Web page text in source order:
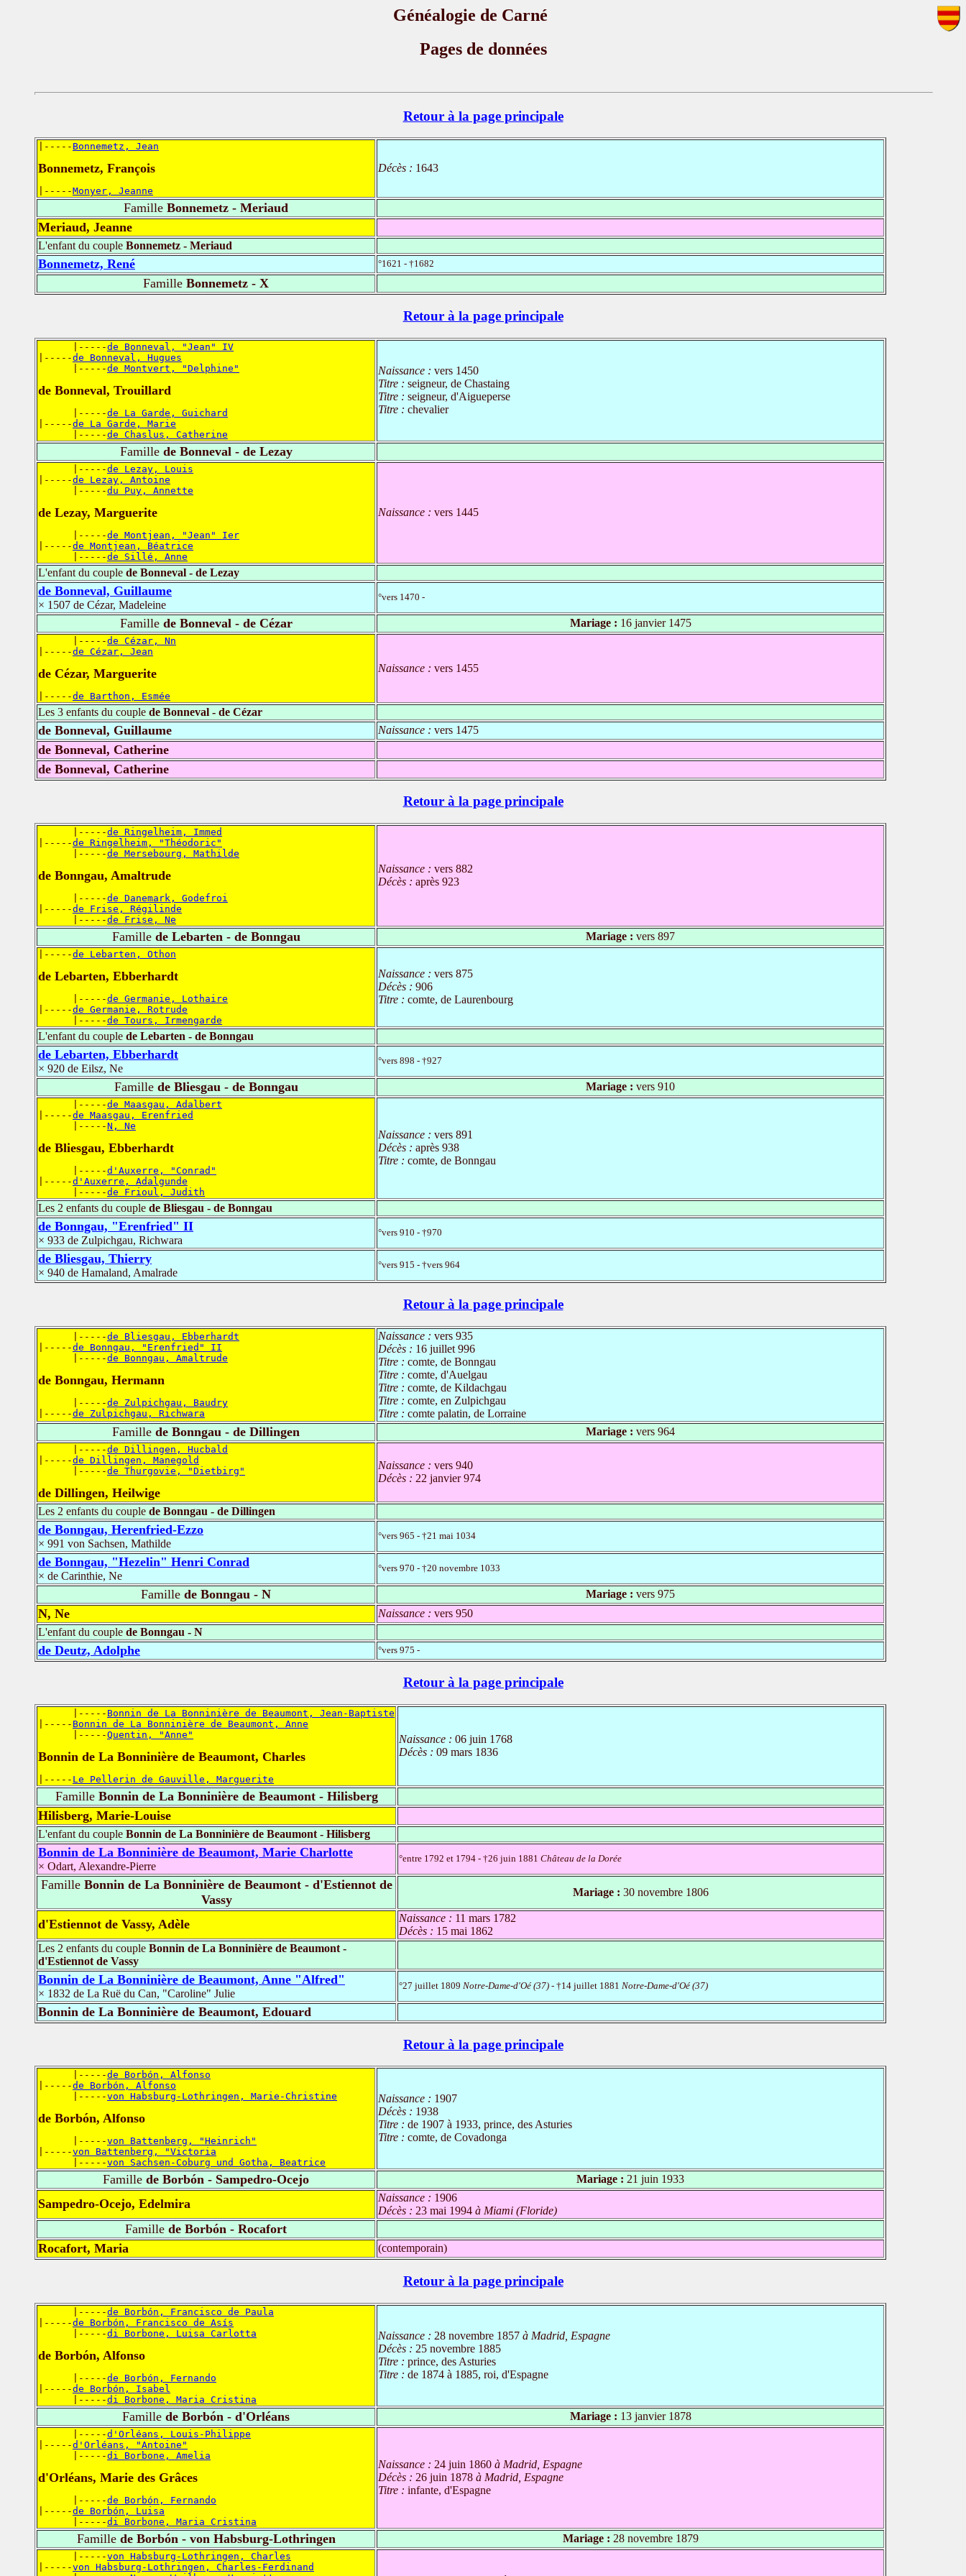
Généalogie de Carné
Pages de données
Retour à la page principale
|----- Bonnemetz, Jean
Bonnemetz, François
|-----Monyer, Jeanne
Décès : 1643
Famille Bonnemetz - Meriaud
Meriaud, Jeanne
L'enfant du couple Bonnemetz - Meriaud
Bonnemetz, René °1621 - †1682
Famille Bonnemetz - X
Retour à la page principale
      |-----
de Bonneval, "Jean" IV
|-----de Bonneval, Hugues
      |-----
de Montvert, "Delphine"
de Bonneval, Trouillard
      |-----
de La Garde, Guichard
|-----de La Garde, Marie
      |-----
de Chaslus, Catherine
Naissance : vers 1450
Titre : seigneur, de Chastaing
Titre : seigneur, d'Aigueperse
Titre : chevalier
Famillede Bonneval - de Lezay
      |-----
de Lezay, Louis
|-----de Lezay, Antoine
      |-----
du Puy, Annette
de Lezay, Marguerite
      |-----
de Montjean, "Jean" Ier
|-----de Montjean, Béatrice
      |-----
de Sillé, Anne
Naissance : vers 1445
L'enfant du couple de Bonneval - de Lezay
de Bonneval, Guillaume
× 1507 de Cézar, Madeleine
°vers 1470 -
Famillede Bonneval - de Cézar Mariage : 16 janvier 1475
      |-----
de Cézar, Nn
|-----de Cézar, Jean
de Cézar, Marguerite
|-----de Barthon, Esmée
Naissance : vers 1455
Les 3 enfants du couple de Bonneval - de Cézar
de Bonneval, Guillaume Naissance : vers 1475
de Bonneval, Catherine
de Bonneval, Catherine
Retour à la page principale
      |-----
de Ringelheim, Immed
|-----de Ringelheim, "Théodoric"
      |-----
de Mersebourg, Mathilde
de Bonngau, Amaltrude
      |-----
de Danemark, Godefroi
|-----de Frise, Régilinde
      |-----
de Frise, Ne
Naissance : vers 882
Décès : après 923
Famillede Lebarten - de Bonngau Mariage : vers 897
|-----de Lebarten, Othon
de Lebarten, Ebberhardt
      |-----
de Germanie, Lothaire
|-----de Germanie, Rotrude
      |-----
de Tours, Irmengarde
Naissance : vers 875
Décès : 906
Titre : comte, de Laurenbourg
L'enfant du couple de Lebarten - de Bonngau
de Lebarten, Ebberhardt
× 920 de Eilsz, Ne
°vers 898 - †927
Famillede Bliesgau - de Bonngau Mariage : vers 910
      |-----
de Maasgau, Adalbert
|-----de Maasgau, Erenfried
      |-----
N, Ne
de Bliesgau, Ebberhardt
      |-----
d'Auxerre, "Conrad"
|-----d'Auxerre, Adalgunde
      |-----
de Frioul, Judith
Naissance : vers 891
Décès : après 938
Titre : comte, de Bonngau
Les 2 enfants du couple de Bliesgau - de Bonngau
de Bonngau, "Erenfried" II
× 933 de Zulpichgau, Richwara
°vers 910 - †970
de Bliesgau, Thierry
× 940 de Hamaland, Amalrade
°vers 915 - †vers 964
Retour à la page principale
      |-----
de Bliesgau, Ebberhardt
|-----de Bonngau, "Erenfried" II
      |-----
de Bonngau, Amaltrude
de Bonngau, Hermann
      |-----
de Zulpichgau, Baudry
|-----de Zulpichgau, Richwara
Naissance : vers 935
Décès : 16 juillet 996
Titre : comte, de Bonngau
Titre : comte, d'Auelgau
Titre : comte, de Kildachgau
Titre : comte, en Zulpichgau
Titre : comte palatin, de Lorraine
Famille de Bonngau - de Dillingen Mariage : vers 964
      |-----
de Dillingen, Hucbald
|-----de Dillingen, Manegold
      |-----
de Thurgovie, "Dietbirg"
de Dillingen, Heilwige
Naissance : vers 940
Décès : 22 janvier 974
Les 2 enfants du couple de Bonngau - de Dillingen
de Bonngau, Herenfried-Ezzo
× 991 von Sachsen, Mathilde
°vers 965 - †21 mai 1034
de Bonngau, "Hezelin" Henri Conrad
× de Carinthie, Ne
°vers 970 - †20 novembre 1033
Famille de Bonngau - N Mariage : vers 975
N, Ne Naissance : vers 950
L'enfant du couple de Bonngau - N
de Deutz, Adolphe °vers 975 -
Retour à la page principale
      |-----
Bonnin de La Bonninière de Beaumont, Jean-Baptiste
|----- Bonnin de La Bonninière de Beaumont, Anne
      |-----
Quentin, "Anne"
Bonnin de La Bonninière de Beaumont, Charles
|----- Le Pellerin de Gauville, Marguerite
Naissance : 06 juin 1768
Décès : 09 mars 1836
FamilleBonnin de La Bonninière de Beaumont - Hilisberg
Hilisberg, Marie-Louise
L'enfant du couple Bonnin de La Bonninière de Beaumont - Hilisberg
Bonnin de La Bonninière de Beaumont, Marie Charlotte
× Odart, Alexandre-Pierre
°entre 1792 et 1794 - †26 juin 1881 Château de la Dorée
FamilleBonnin de La Bonninière de Beaumont - d'Estiennot de
Vassy
Mariage : 30 novembre 1806
d'Estiennot de Vassy, Adèle Naissance : 11 mars 1782
Décès : 15 mai 1862
Les 2 enfants du couple Bonnin de La Bonninière de Beaumont -
d'Estiennot de Vassy
Bonnin de La Bonninière de Beaumont, Anne "Alfred"
× 1832 de La Ruë du Can, "Caroline" Julie
°27 juillet 1809 Notre-Dame-d'Oé (37) - †14 juillet 1881 Notre-Dame-d'Oé (37)
Bonnin de La Bonninière de Beaumont, Edouard
Retour à la page principale
      |-----
de Borbón, Alfonso
|-----de Borbón, Alfonso
      |-----
von Habsburg-Lothringen, Marie-Christine
de Borbón, Alfonso
      |-----
von Battenberg, "Heinrich"
|-----von Battenberg, "Victoria
      |-----
von Sachsen-Coburg und Gotha, Beatrice
Naissance : 1907
Décès : 1938
Titre : de 1907 à 1933, prince, des Asturies
Titre : comte, de Covadonga
Famille de Borbón - Sampedro-Ocejo Mariage : 21 juin 1933
Sampedro-Ocejo, Edelmira Naissance : 1906
Décès : 23 mai 1994 à Miami (Floride)
Famille de Borbón - Rocafort
Rocafort, Maria
(contemporain)
Retour à la page principale
      |-----
de Borbón, Francisco de Paula
|-----de Borbón, Francisco de Asís
      |-----
di Borbone, Luisa Carlotta
de Borbón, Alfonso
      |-----
de Borbón, Fernando
|-----de Borbón, Isabel
      |-----
di Borbone, Maria Cristina
Naissance : 28 novembre 1857 à Madrid, Espagne
Décès : 25 novembre 1885
Titre : prince, des Asturies
Titre : de 1874 à 1885, roi, d'Espagne
Famille de Borbón - d'Orléans Mariage : 13 janvier 1878
      |-----
d'Orléans, Louis-Philippe
|-----d'Orléans, "Antoine"
      |-----
di Borbone, Amelia
d'Orléans, Marie des Grâces
      |-----
de Borbón, Fernando
|-----de Borbón, Luisa
      |-----
di Borbone, Maria Cristina
Naissance : 24 juin 1860 à Madrid, Espagne
Décès : 26 juin 1878 à Madrid, Espagne
Titre : infante, d'Espagne
Famillede Borbón - von Habsburg-Lothringen Mariage : 28 novembre 1879
      |-----
von Habsburg-Lothringen, Charles
|-----von Habsburg-Lothringen, Charles-Ferdinand